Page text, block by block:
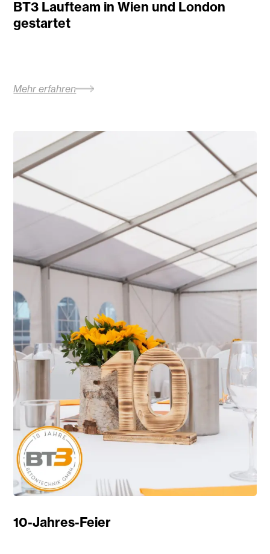
BT3 Laufteam in Wien und London
gestartet
Mehr erfahren
10-Jahres-Feier